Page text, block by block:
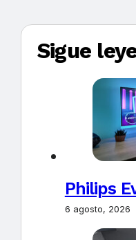
Sigue
Philips
6 agosto, 2026